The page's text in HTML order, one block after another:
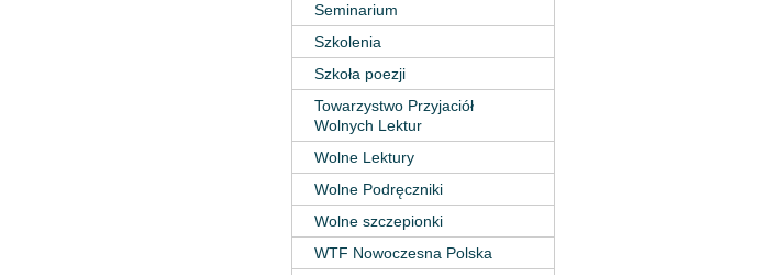
Seminarium
Szkolenia
Szkoła poezji
Towarzystwo Przyjaciół
Wolnych Lektur
Wolne Lektury
Wolne Podręczniki
Wolne szczepionki
WTF Nowoczesna Polska